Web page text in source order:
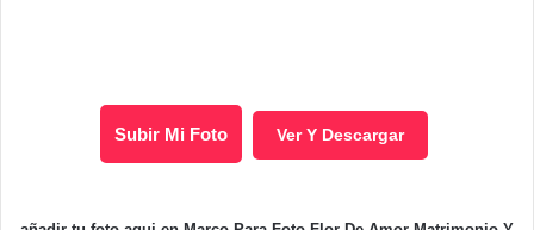
Subir Mi Foto Ver Y Descargar